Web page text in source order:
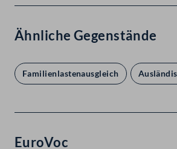
Ähnliche Gegenstände
Familienlastenausgleich
EuroVoc